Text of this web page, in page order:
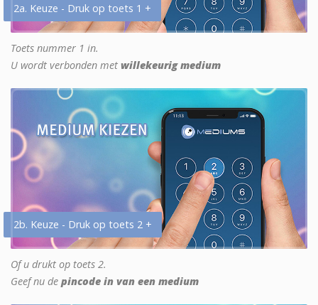
2a. Keuze - Druk op toets 1 +
Toets nummer 1 in.
U wordt verbonden met willekeurig medium
2b. Keuze - Druk op toets 2 +
Of u drukt op toets 2.
Geef nu de pincode in van een medium